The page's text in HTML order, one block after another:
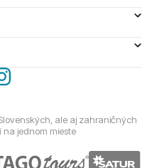
ale aj zahraničných
jednom mieste